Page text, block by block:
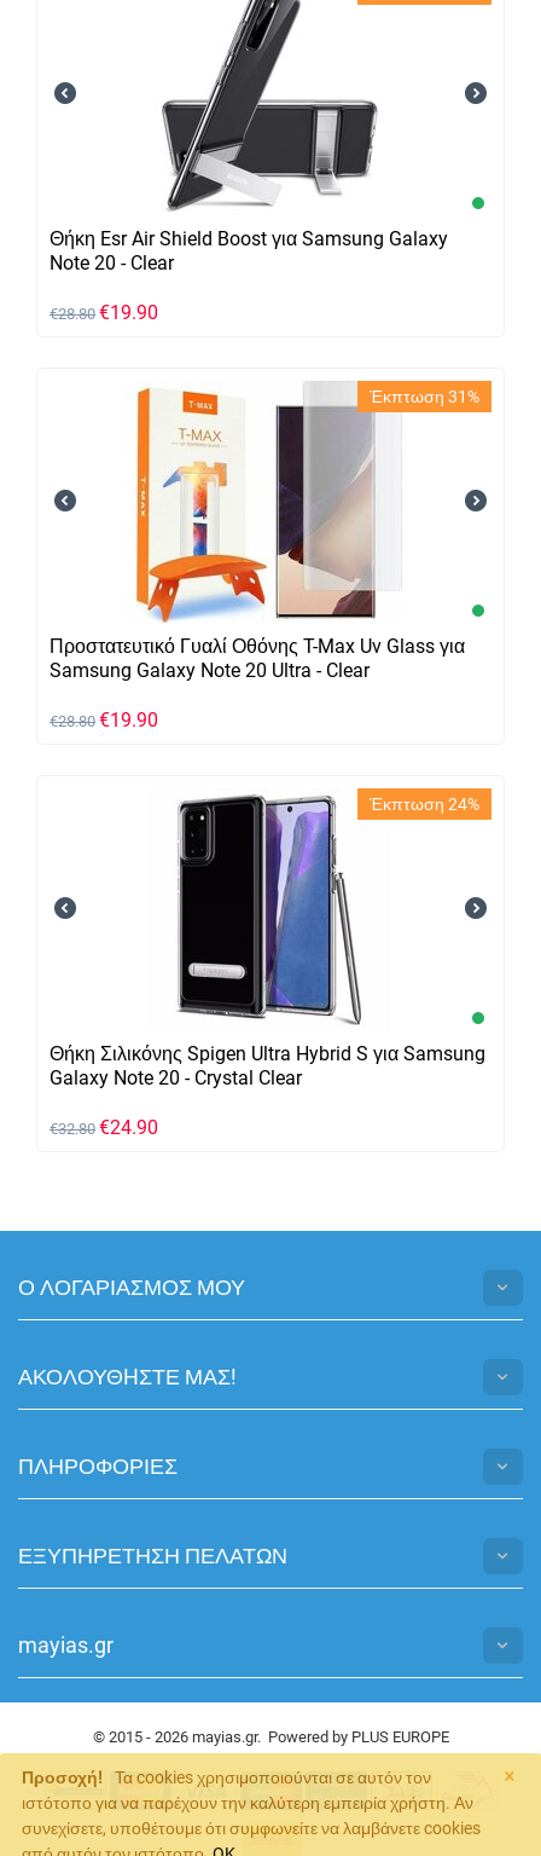
×
Προσοχή!
Τα cookies χρησιμοποιούνται σε αυτόν τον
ιστότοπο για να παρέχουν την καλύτερη εμπειρία χρήστη. Αν
συνεχίσετε, υποθέτουμε ότι συμφωνείτε να λαμβάνετε cookies
Θήκη Esr Air Shield Boost για Samsung Galaxy
Note 20 - Clear
€28.80 €19.90
Έκπτωση 31%
Προστατευτικό Γυαλί Οθόνης T-Max Uv Glass για
Samsung Galaxy Note 20 Ultra - Clear
€28.80 €19.90
Έκπτωση 24%
Θήκη Σιλικόνης Spigen Ultra Hybrid S για Samsung
Galaxy Note 20 - Crystal Clear
€32.80 €24.90
Ο ΛΟΓΑΡΙΑΣΜΟΣ ΜΟΥ
ΑΚΟΛΟΥΘHΣΤΕ ΜΑΣ!
ΠΛΗΡΟΦΟΡΙΕΣ
ΕΞΥΠΗΡΕΤΗΣΗ ΠΕΛΑΤΩΝ
mayias.gr
© 2015 - 2026 mayias.gr. Powered by PLUS EUROPE